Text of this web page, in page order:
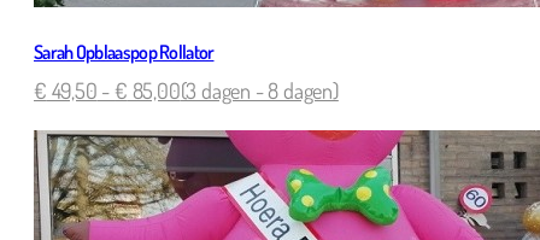
Sarah Opblaaspop Rollator
€ 49,50 - € 85,00(3 dagen - 8 dagen)